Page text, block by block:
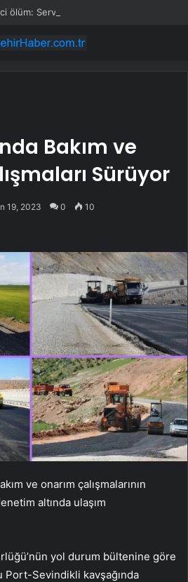
Bakım ve
Sürüyor
19, 2023 0 10
ve onarım çalışmalarının
altında ulaşım
yol durum bültenine göre
Port-Sevindikli kavşağında